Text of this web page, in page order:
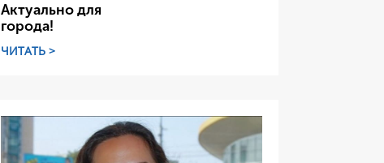
Актуально для
города!
ЧИТАТЬ >